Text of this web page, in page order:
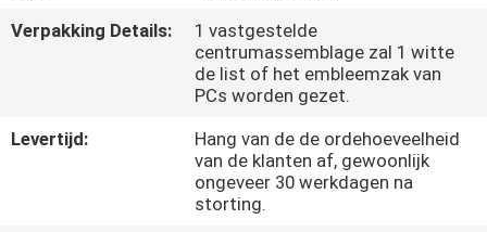
NIEUWS
EEN
Verpakking Details:
1 vastgestelde
centrumassemblage zal 1 witte
de list of het embleemzak van
PCs worden gezet.
Levertijd:
Hang van de de ordehoeveelheid
van de klanten af, gewoonlijk
ongeveer 30 werkdagen na
storting.